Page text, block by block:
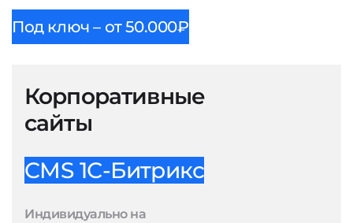
Под ключ – от 50.000₽
Корпоративные
сайты
CMS 1С-Битрикс
Индивидуально на